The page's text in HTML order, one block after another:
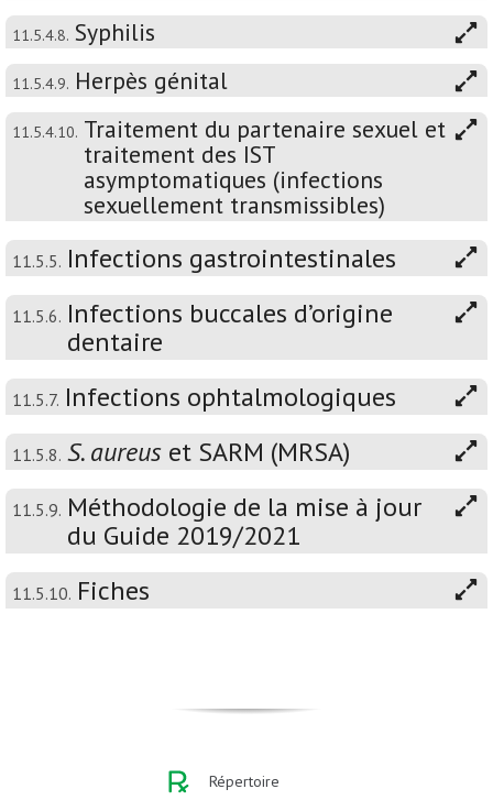
11.5.4.8. Syphilis
11.5.4.9. Herpès génital
11.5.4.10. Traitement du partenaire sexuel et
traitement des IST
asymptomatiques (infections
sexuellement transmissibles)
11.5.5. Infections gastrointestinales
11.5.6. Infections buccales d’origine
dentaire
11.5.7. Infections ophtalmologiques
11.5.8. S. aureus et SARM (MRSA)
11.5.9. Méthodologie de la mise à jour
du Guide 2019/2021
11.5.10. Fiches
Répertoire